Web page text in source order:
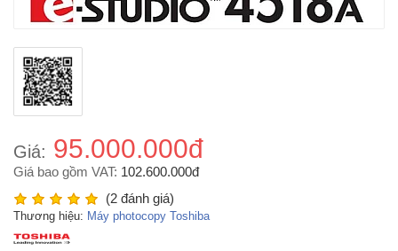
Giá: 95.000.000đ
Giá bao gồm VAT: 102.600.000đ
(2 đánh giá)
Thương hiệu: Máy photocopy Toshiba